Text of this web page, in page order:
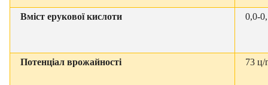
Вміст ерукової кислоти 0,0-
Потенціал врожайності 73 ц/